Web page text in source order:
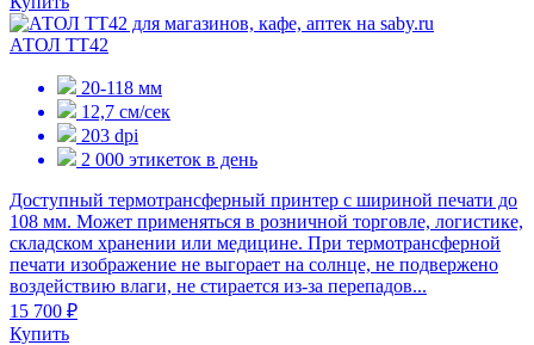
АТОЛ ТТ42
20-118 мм
12,7 см/сек
203 dpi
2 000 этикеток в день
Доступный термотрансферный принтер с шириной печати до
108 мм. Может применяться в розничной торговле, логистике,
складском хранении или медицине. При термотрансферной
печати изображение не выгорает на солнце, не подвержено
воздействию влаги, не стирается из-за перепадов...
15 700 ₽
Купить